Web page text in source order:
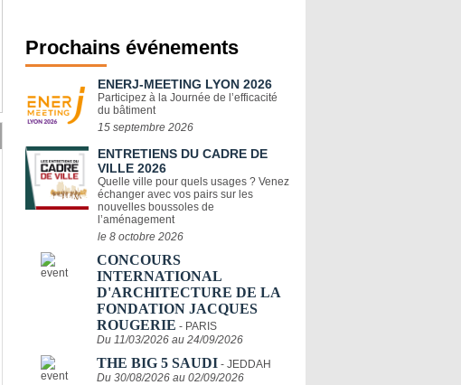
Prochains événements
ENERJ-MEETING LYON 2026
Participez à la Journée de l’efficacité
du bâtiment
15 septembre 2026
ENTRETIENS DU CADRE DE
VILLE 2026
Quelle ville pour quels usages ? Venez
échanger avec vos pairs sur les
nouvelles boussoles de
l’aménagement
le 8 octobre 2026
CONCOURS
INTERNATIONAL
D'ARCHITECTURE DE LA
FONDATION JACQUES
ROUGERIE - PARIS
Du 11/03/2026 au 24/09/2026
THE BIG 5 SAUDI - JEDDAH
Du 30/08/2026 au 02/09/2026